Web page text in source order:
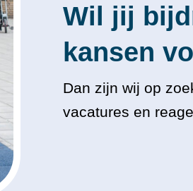
Wil jij
Dan zijn wij op
vacatures en